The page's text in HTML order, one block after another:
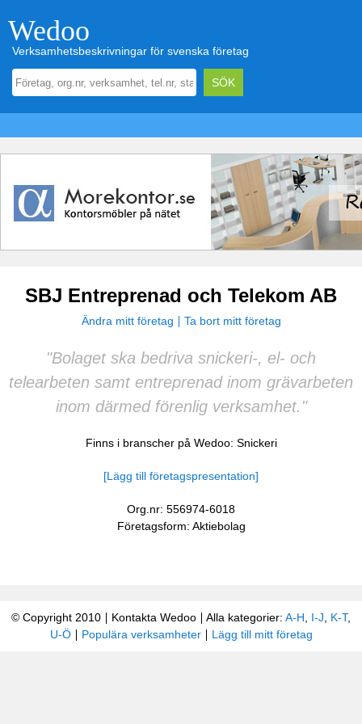
Wedoo
Verksamhetsbeskrivningar för svenska företag
SBJ Entreprenad och Telekom AB
Ändra mitt företag Ta bort mitt företag
"Bolaget ska bedriva snickeri-, el- och
telearbeten samt entreprenad inom grävarbeten
inom därmed förenlig verksamhet."
Finns i branscher på Wedoo: Snickeri
[Lägg till företagspresentation]
Org.nr: 556974-6018
Företagsform: Aktiebolag
© Copyright 2010 Kontakta Wedoo Alla kategorier: A-H I-J K-T,
U-Ö
Populära verksamheter Lägg till mitt företag